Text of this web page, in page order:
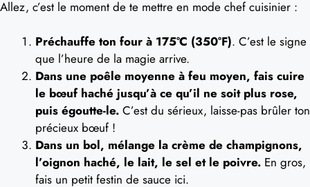
Allez, c’est le moment de te mettre en mode chef cuisinier :
Préchauffe ton four à 175°C (350°F). C’est le signe
que l’heure de la magie arrive.
Dans une poêle moyenne à feu moyen, fais cuire
le bœuf haché jusqu’à ce qu’il ne soit plus rose,
puis égoutte-le. C’est du sérieux, laisse-pas brûler ton
précieux bœuf !
Dans un bol, mélange la crème de champignons,
l’oignon haché, le lait, le sel et le poivre. En gros,
fais un petit festin de sauce ici.